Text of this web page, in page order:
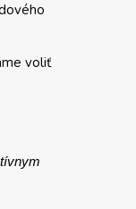
voliť